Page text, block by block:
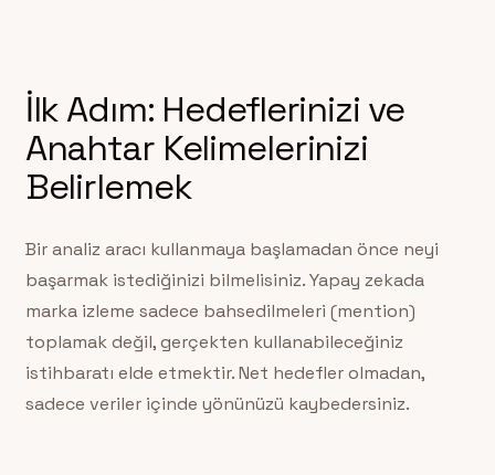
İlk Adım: Hedeflerinizi ve
Anahtar Kelimelerinizi
Belirlemek
Bir analiz aracı kullanmaya başlamadan önce neyi
başarmak istediğinizi bilmelisiniz. Yapay zekada
marka izleme sadece bahsedilmeleri (mention)
toplamak değil, gerçekten kullanabileceğiniz
istihbaratı elde etmektir. Net hedefler olmadan,
sadece veriler içinde yönünüzü kaybedersiniz.